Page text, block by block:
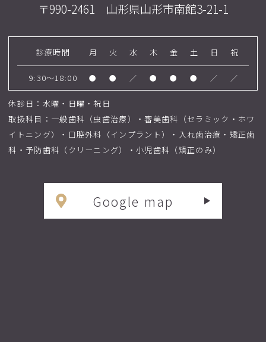
〒990-2461 山形県山形市南館3-21-1
診療時間 月 火 水 木 金 土 日 祝
9:30～18:00 ● ● ／ ● ● ● ／ ／
休診日：水曜・日曜・祝日
取扱科目：一般歯科（虫歯治療）・審美歯科（セラミック・ホワ
イトニング）・口腔外科（インプラント）・入れ歯治療・矯正歯
科・予防歯科（クリーニング）・小児歯科（矯正のみ）
Google map